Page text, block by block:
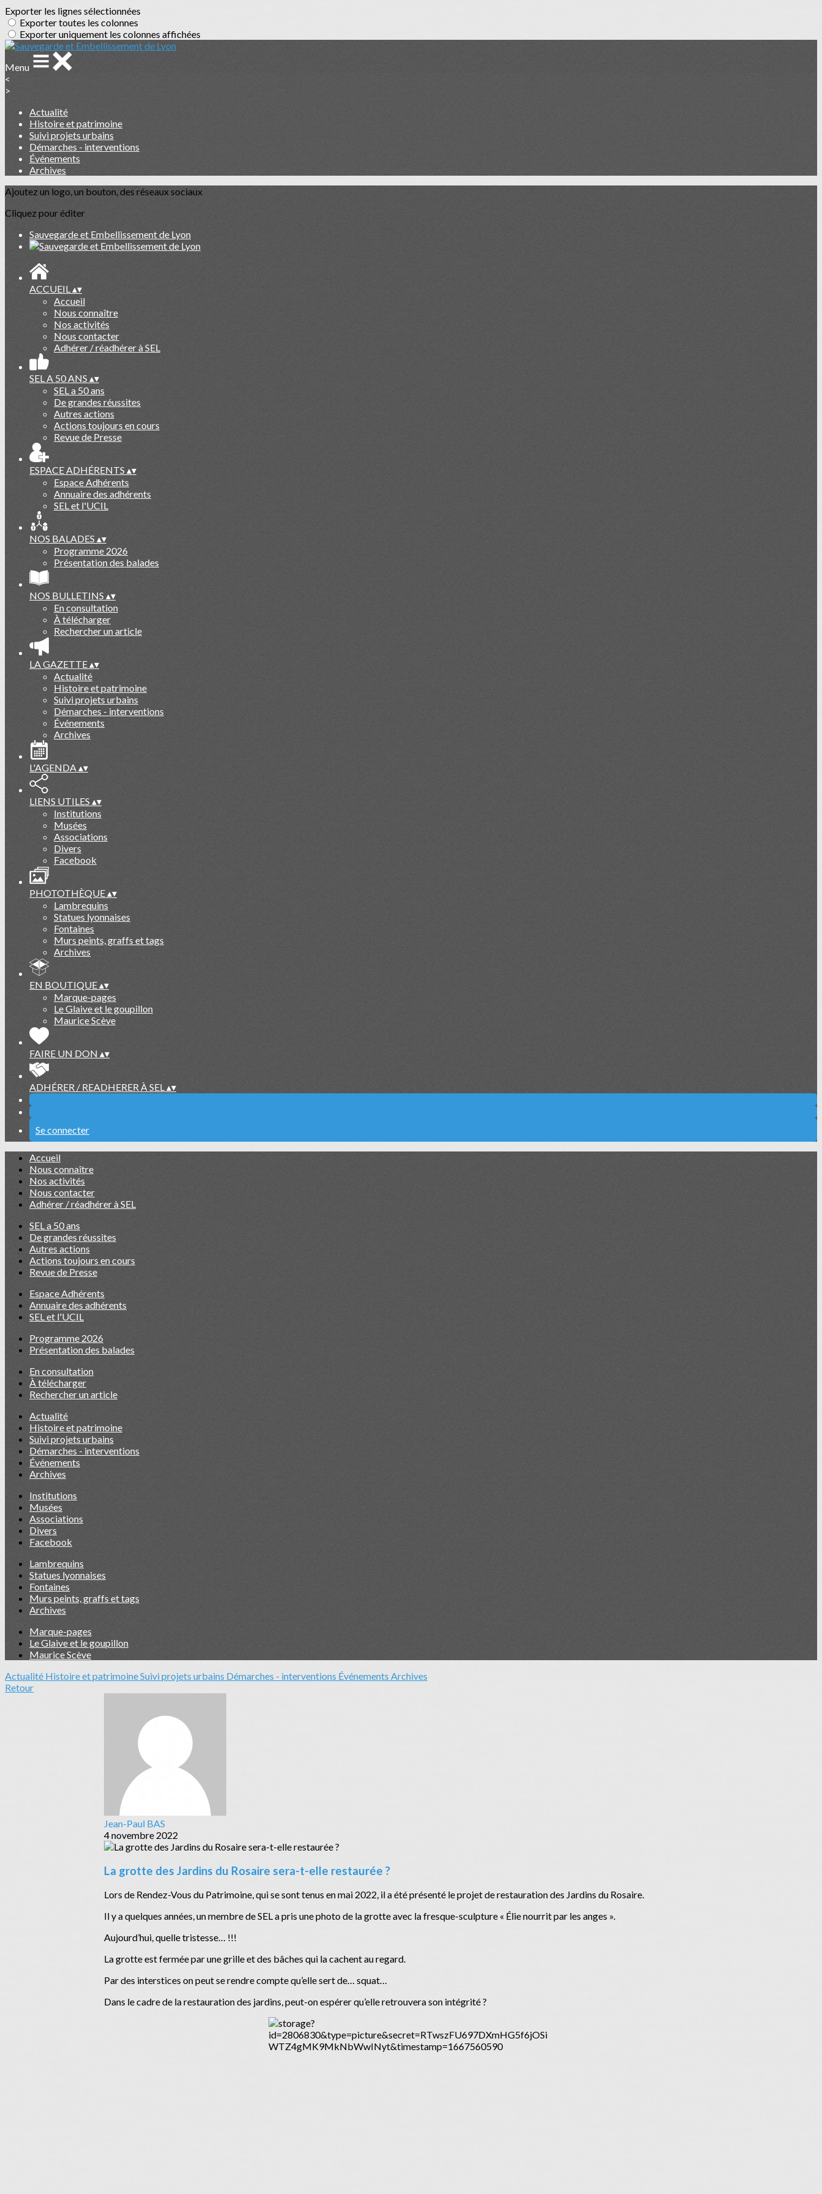
Exporter les lignes sélectionnées
Exporter toutes les colonnes
Exporter uniquement les colonnes affichées
Menu
<
>
Actualité
Histoire et patrimoine
Suivi projets urbains
Démarches - interventions
Événements
Archives
Ajoutez un logo, un bouton, des réseaux sociaux
Cliquez pour éditer
Sauvegarde et Embellissement de Lyon
ACCUEIL▴▾
Accueil
Nous connaître
Nos activités
Nous contacter
Adhérer / réadhérer à SEL
SEL A 50 ANS ▴▾
SEL a 50 ans
De grandes réussites
Autres actions
Actions toujours en cours
Revue de Presse
ESPACE ADHÉRENTS▴▾
Espace Adhérents
Annuaire des adhérents
SEL et l'UCIL
NOS BALADES ▴▾
Programme 2026
Présentation des balades
NOS BULLETINS ▴▾
En consultation
À télécharger
Rechercher un article
LA GAZETTE▴▾
Actualité
Histoire et patrimoine
Suivi projets urbains
Démarches - interventions
Événements
Archives
L'AGENDA▴▾
LIENS UTILES ▴▾
Institutions
Musées
Associations
Divers
Facebook
PHOTOTHÈQUE▴▾
Lambrequins
Statues lyonnaises
Fontaines
Murs peints, graffs et tags
Archives
EN BOUTIQUE▴▾
Marque-pages
Le Glaive et le goupillon
Maurice Scève
FAIRE UN DON ▴▾
ADHÉRER / READHERER À SEL▴▾
Se connecter
Accueil
Nous connaître
Nos activités
Nous contacter
Adhérer / réadhérer à SEL
SEL a 50 ans
De grandes réussites
Autres actions
Actions toujours en cours
Revue de Presse
Espace Adhérents
Annuaire des adhérents
SEL et l'UCIL
Programme 2026
Présentation des balades
En consultation
À télécharger
Rechercher un article
Actualité
Histoire et patrimoine
Suivi projets urbains
Démarches - interventions
Événements
Archives
Institutions
Musées
Associations
Divers
Facebook
Lambrequins
Statues lyonnaises
Fontaines
Murs peints, graffs et tags
Archives
Marque-pages
Le Glaive et le goupillon
Maurice Scève
Actualité Histoire et patrimoineSuivi projets urbains Démarches - interventions Événements Archives
Retour
Jean-Paul BAS
4 novembre 2022
La grotte des Jardins du Rosaire sera-t-elle restaurée ?
Lors de Rendez-Vous du Patrimoine, qui se sont tenus en mai 2022, il a été présenté le projet de restauration des Jardins du Rosaire.
Il y a quelques années, un membre de SEL a pris une photo de la grotte avec la fresque-sculpture « Élie nourrit par les anges ».
Aujourd’hui, quelle tristesse… !!!
La grotte est fermée par une grille et des bâches qui la cachent au regard.
Par des interstices on peut se rendre compte qu’elle sert de… squat…
Dans le cadre de la restauration des jardins, peut-on espérer qu’elle retrouvera son intégrité ?